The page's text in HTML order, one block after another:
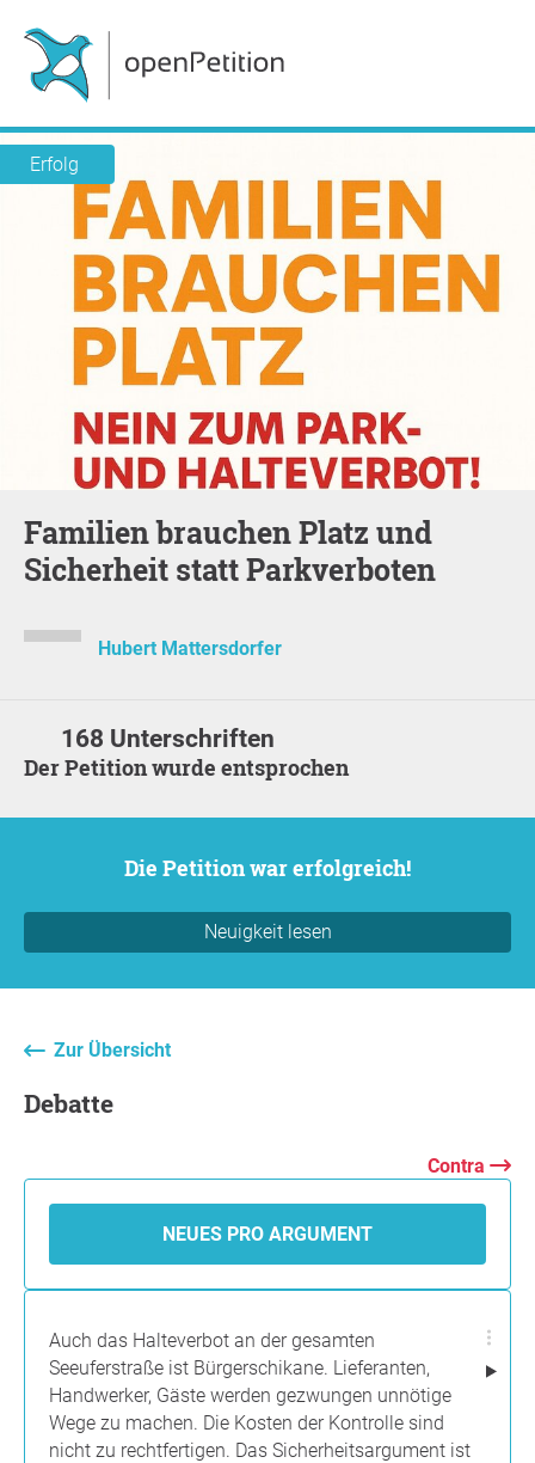
Erfolg
Familien brauchen Platz und
Sicherheit statt Parkverboten
Hubert Mattersdorfer
168 Unterschriften
Der Petition wurde entsprochen
Die Petition war erfolgreich!
Neuigkeit lesen
Zur Übersicht
Debatte
Contra
NEUES PRO ARGUMENT
Auch das Halteverbot an der gesamten
Seeuferstraße ist Bürgerschikane. Lieferanten,
Handwerker, Gäste werden gezwungen unnötige
Wege zu machen. Die Kosten der Kontrolle sind
nicht zu rechtfertigen. Das Sicherheitsargument ist